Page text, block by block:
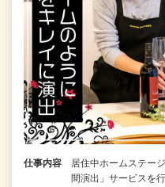
仕事内容
居住中ホームステー
間演出」サービスを